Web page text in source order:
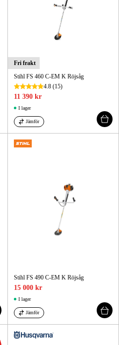
Fri frakt
Stihl FS 460 C-EM K Röjsåg
4.8 (15)
11 390 kr
I lager
Jämför
Stihl FS 490 C-EM K Röjsåg
15 000 kr
I lager
Jämför